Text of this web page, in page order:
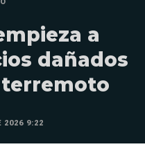
a
dañados
2026 9:22